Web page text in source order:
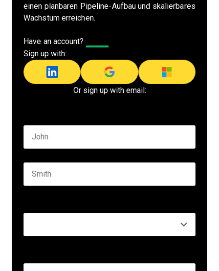
einen planbaren Pipeline-Aufbau und skalierbares
Wachstum erreichen.
Have an account?
Sign up with:
Or sign up with email: